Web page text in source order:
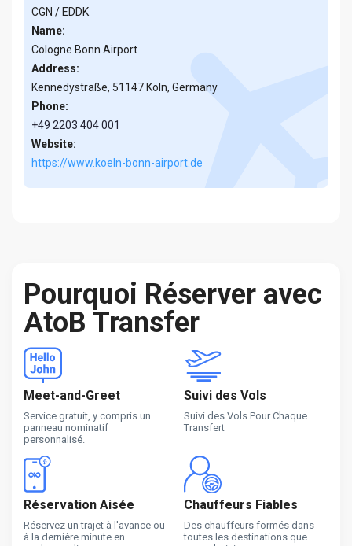
CGN / EDDK
Name:
Cologne Bonn Airport
Address:
Kennedystraße, 51147 Köln, Germany
Phone:
+49 2203 404 001
Website:
https://www.koeln-bonn-airport.de
Pourquoi Réserver avec
AtoB Transfer
Meet-and-Greet
Service gratuit, y compris un
panneau nominatif
personnalisé.
Suivi des Vols
Suivi des Vols Pour Chaque
Transfert
Réservation Aisée
Réservez un trajet à l'avance ou
à la dernière minute en
Chauffeurs Fiables
Des chauffeurs formés dans
toutes les destinations que